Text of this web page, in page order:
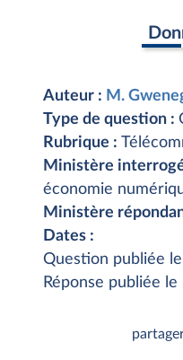
Auteur : M.
Type de question :
Rubrique :
Ministère
économie
Ministère
Dates :
Question publiée le
Réponse publiée le